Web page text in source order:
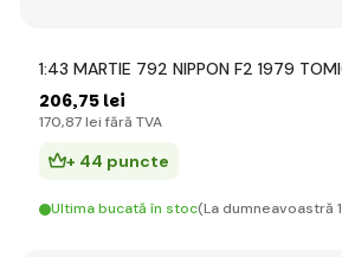
1:43 MARTIE 792 NIPPON F2 1979
206,75 lei
170,87 lei fără TVA
+ 44 puncte
Ultima bucată în stoc(La dumneavoastră